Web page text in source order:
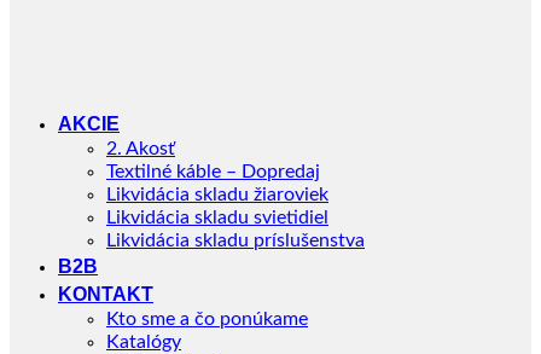
AKCIE
2. Akosť
Textilné káble – Dopredaj
Likvidácia skladu žiaroviek
Likvidácia skladu svietidiel
Likvidácia skladu príslušenstva
B2B
KONTAKT
Kto sme a čo ponúkame
Katalógy